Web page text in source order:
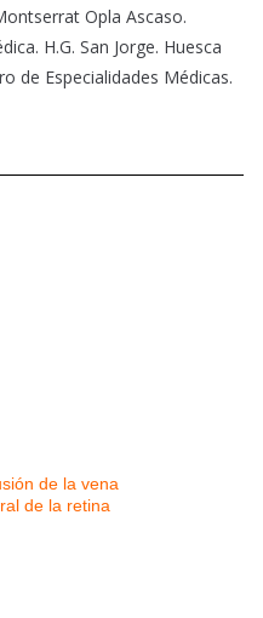
Opla Ascaso.
H.G. San Jorge. Huesca
de Especialidades Médicas.
de la vena
de la retina